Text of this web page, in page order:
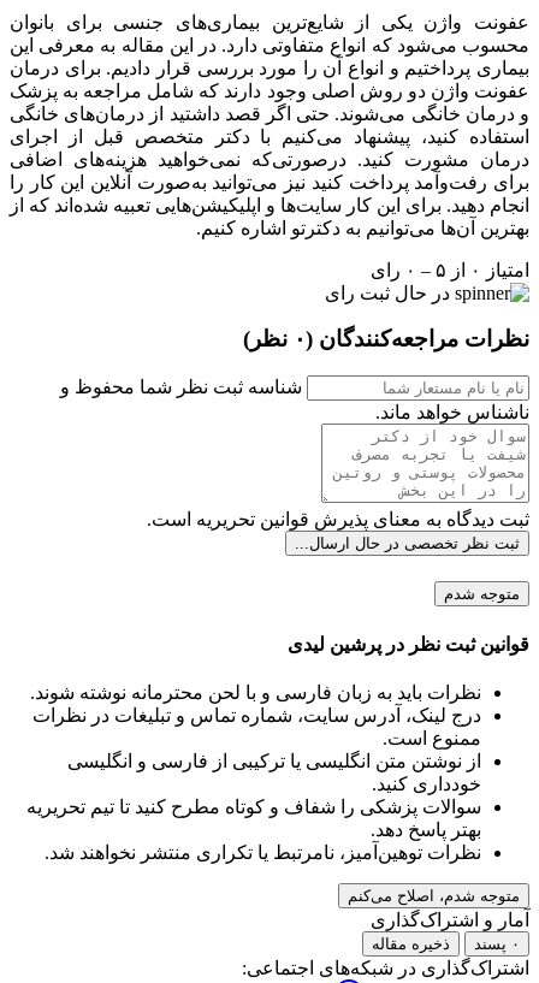
عفونت واژن یکی از شایع‌ترین بیماری‌های جنسی برای بانوان
محسوب می‌شود که انواع متفاوتی دارد. در این مقاله به معرفی این
بیماری پرداختیم و انواع آن را مورد بررسی قرار دادیم. برای درمان
عفونت واژن دو روش اصلی وجود دارند که شامل مراجعه به پزشک
و درمان خانگی می‌شوند. حتی اگر قصد داشتید از درمان‌های خانگی
استفاده کنید، پیشنهاد می‌کنیم با دکتر متخصص قبل از اجرای
درمان مشورت کنید. درصورتی‌که نمی‌خواهید هزینه‌های اضافی
برای رفت‌وآمد پرداخت کنید نیز می‌توانید به‌صورت آنلاین این کار را
انجام دهید. برای این کار سایت‌ها و اپلیکیشن‌هایی تعبیه شده‌اند که از
بهترین آن‌ها می‌توانیم به دکترتو اشاره کنیم.
امتیاز ۰ از ۵ – ۰ رای
در حال ثبت رای
نظرات مراجعه‌کنندگان (۰ نظر)
شناسه ثبت نظر شما محفوظ و
ناشناس خواهد ماند.
ثبت دیدگاه به معنای پذیرش قوانین تحریریه است.
ثبت نظر تخصصی در حال ارسال...
متوجه شدم
قوانین ثبت نظر در پرشین لیدی
نظرات باید به زبان فارسی و با لحن محترمانه نوشته شوند.
درج لینک، آدرس سایت، شماره تماس و تبلیغات در نظرات
ممنوع است.
از نوشتن متن انگلیسی یا ترکیبی از فارسی و انگلیسی
خودداری کنید.
سوالات پزشکی را شفاف و کوتاه مطرح کنید تا تیم تحریریه
بهتر پاسخ دهد.
نظرات توهین‌آمیز، نامرتبط یا تکراری منتشر نخواهند شد.
متوجه شدم، اصلاح می‌کنم
آمار و اشتراک‌گذاری
۰ پسند ذخیره مقاله
اشتراک‌گذاری در شبکه‌های اجتماعی: